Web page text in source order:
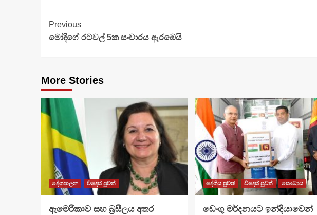
Continue
Reading
Previous
මෝදිගේ රටවල් 5ක සංචාරය ඇරඹෙයි
More Stories
දේශපාලන විදෙස් පුවත්
ඇමෙරිකාව සහ බ්‍රසීලය අතර
දේශීය පුවත් විදෙස් පුවත් සෞඛ්‍යය
ඩෙංගු මර්දනයට ඉන්දියාවෙන්